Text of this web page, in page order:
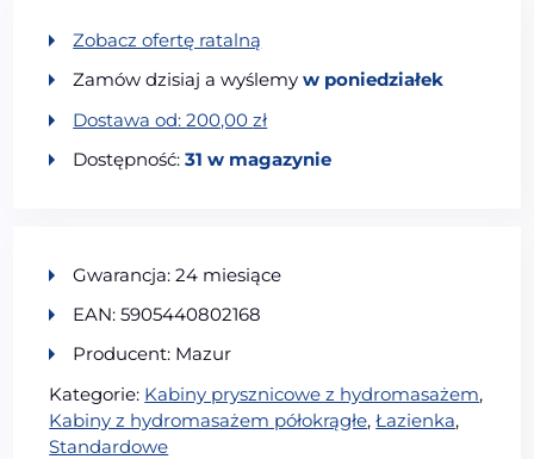
Zobacz ofertę ratalną
Zamów dzisiaj a wyślemyw poniedziałek
Dostawa od:200,00zł
Dostępność:31 w magazynie
Gwarancja: 24 miesiące
EAN: 5905440802168
Producent: Mazur
Kategorie: Kabiny prysznicowe z hydromasażem,
Kabiny z hydromasażem półokrągłe,Łazienka,
Standardowe